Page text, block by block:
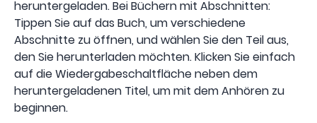
heruntergeladen. Bei Büchern mit Abschnitten:
Tippen Sie auf das Buch, um verschiedene
Abschnitte zu öffnen, und wählen Sie den Teil aus,
den Sie herunterladen möchten. Klicken Sie einfach
auf die Wiedergabeschaltfläche neben dem
heruntergeladenen Titel, um mit dem Anhören zu
beginnen.